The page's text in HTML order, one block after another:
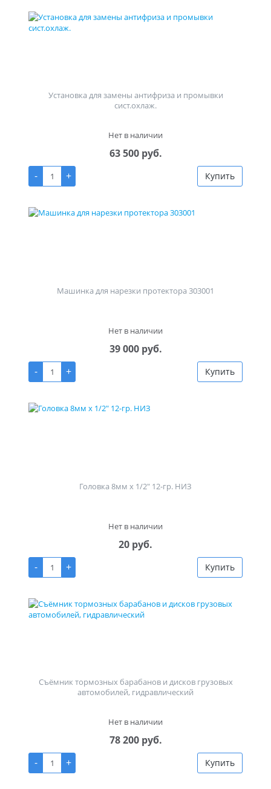
Установка для замены антифриза и промывки
сист.охлаж.
Нет в наличии
63 500 руб.
-
+ Купить
Машинка для нарезки протектора 303001
Нет в наличии
39 000 руб.
-
+ Купить
Головка 8мм х 1/2" 12-гр. НИЗ
Нет в наличии
20 руб.
-
+ Купить
Съёмник тормозных барабанов и дисков грузовых
автомобилей, гидравлический
Нет в наличии
78 200 руб.
-
+ Купить